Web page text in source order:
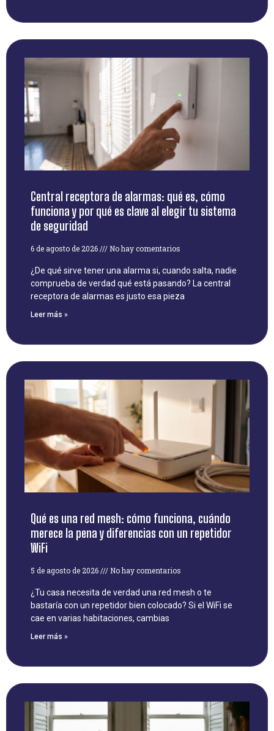
Central receptora de alarmas: qué es, cómo
funciona y por qué es clave al elegir tu sistema
de seguridad
6 de agosto de 2026 No hay comentarios
¿De qué sirve tener una alarma si, cuando salta, nadie
comprueba de verdad qué está pasando? La central
receptora de alarmas es justo esa pieza
Leer más »
Qué es una red mesh: cómo funciona, cuándo
merece la pena y diferencias con un repetidor
WiFi
5 de agosto de 2026 No hay comentarios
¿Tu casa necesita de verdad una red mesh o te
bastaría con un repetidor bien colocado? Si el WiFi se
cae en varias habitaciones, cambias
Leer más »